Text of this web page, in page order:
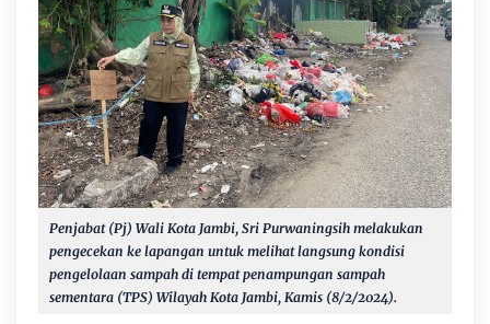
Penjabat (Pj) Wali Kota Jambi, Sri Purwaningsih melakukan
pengecekan ke lapangan untuk melihat langsung kondisi
pengelolaan sampah di tempat penampungan sampah
sementara (TPS) Wilayah Kota Jambi, Kamis (8/2/2024).